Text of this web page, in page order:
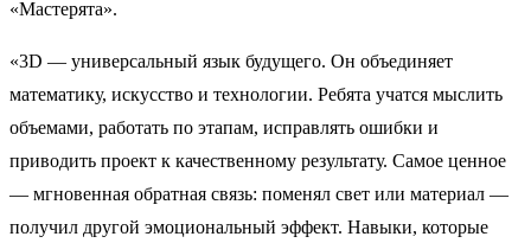
«Мастерята».
«3D — универсальный язык будущего. Он объединяет
математику, искусство и технологии. Ребята учатся мыслить
объемами, работать по этапам, исправлять ошибки и
приводить проект к качественному результату. Самое ценное
— мгновенная обратная связь: поменял свет или материал —
получил другой эмоциональный эффект. Навыки, которые